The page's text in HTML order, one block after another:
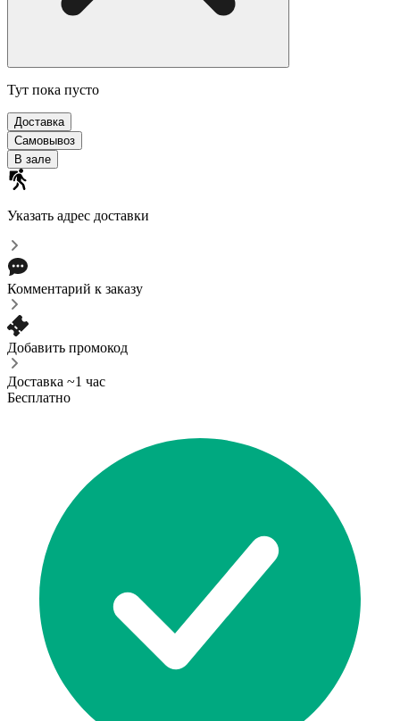
Тут пока пусто
Доставка
Самовывоз
В зале
Указать адрес доставки
Комментарий к заказу
Добавить промокод
Доставка ~1 час
Бесплатно